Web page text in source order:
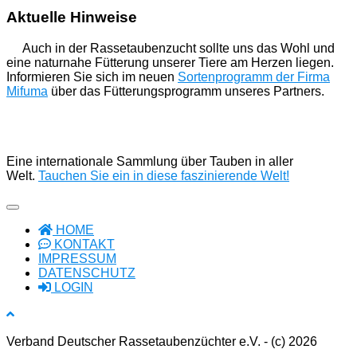
Aktuelle Hinweise
Auch in der Rassetaubenzucht sollte uns das Wohl und
eine naturnahe Fütterung unserer Tiere am Herzen liegen.
Informieren Sie sich im neuen Sortenprogramm der Firma
Mifuma über das Fütterungsprogramm unseres Partners.
Eine internationale Sammlung über Tauben in aller
Welt. Tauchen Sie ein in diese faszinierende Welt!
HOME
KONTAKT
IMPRESSUM
DATENSCHUTZ
LOGIN
Verband Deutscher Rassetaubenzüchter e.V. - (c) 2026